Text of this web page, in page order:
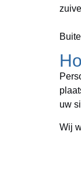
uw
Wij